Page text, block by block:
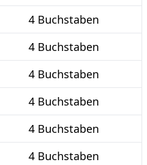
4 Buchstaben
4 Buchstaben
4 Buchstaben
4 Buchstaben
4 Buchstaben
4 Buchstaben